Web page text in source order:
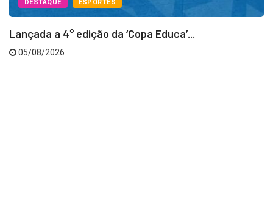
DESTAQUE ESPORTES
Lançada a 4° edição da ‘Copa Educa’...
05/08/2026